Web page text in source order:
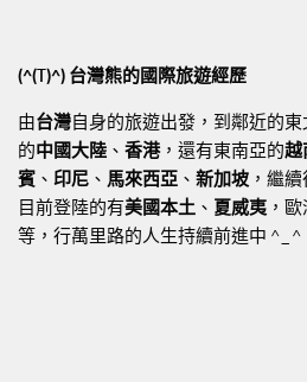
(^(T)^) 台灣熊的國際旅遊經歷
由台灣自身的旅遊出發，到鄰近的東
的中國大陸 、 香港，還有東南亞的越
賓 、 印尼 、 馬來西亞 、 新加坡 ，繼
目前登陸的有美國本土 、 夏威夷 ，
等，行萬里路的人生持續前進中 ^_^